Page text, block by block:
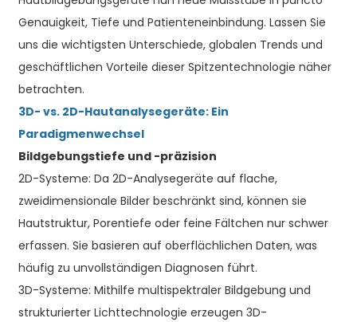
Genauigkeit, Tiefe und Patienteneinbindung. Lassen Sie
uns die wichtigsten Unterschiede, globalen Trends und
geschäftlichen Vorteile dieser Spitzentechnologie näher
betrachten.
3D- vs. 2D-Hautanalysegeräte: Ein
Paradigmenwechsel
Bildgebungstiefe und -präzision
2D-Systeme: Da 2D-Analysegeräte auf flache,
zweidimensionale Bilder beschränkt sind, können sie
Hautstruktur, Porentiefe oder feine Fältchen nur schwer
erfassen. Sie basieren auf oberflächlichen Daten, was
häufig zu unvollständigen Diagnosen führt.
3D-Systeme: Mithilfe multispektraler Bildgebung und
strukturierter Lichttechnologie erzeugen 3D-